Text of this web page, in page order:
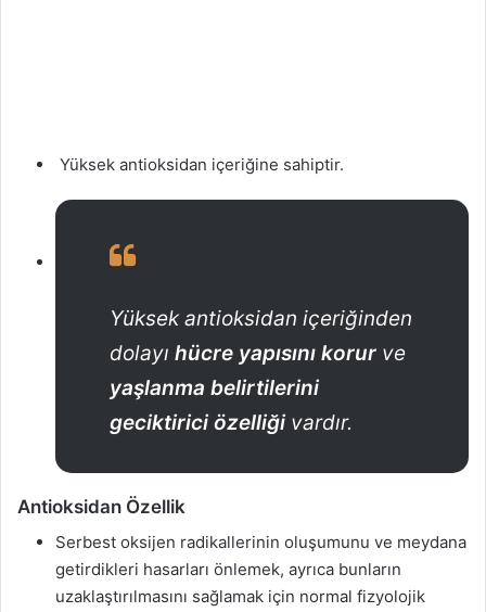
Yüksek antioksidan içeriğine sahiptir.
Yüksek antioksidan içeriğinden
dolayı hücre yapısını korur ve
yaşlanma belirtilerini
geciktirici özelliği vardır.
Antioksidan Özellik
Serbest oksijen radikallerinin oluşumunu ve meydana
getirdikleri hasarları önlemek, ayrıca bunların
uzaklaştırılmasını sağlamak için normal fizyolojik